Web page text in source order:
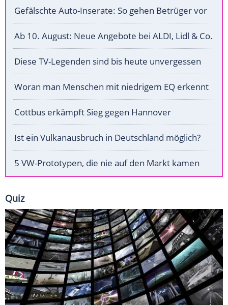
Gefälschte Auto-Inserate: So gehen Betrüger vor
Ab 10. August: Neue Angebote bei ALDI, Lidl & Co.
Diese TV-Legenden sind bis heute unvergessen
Woran man Menschen mit niedrigem EQ erkennt
Cottbus erkämpft Sieg gegen Hannover
Ist ein Vulkanausbruch in Deutschland möglich?
5 VW-Prototypen, die nie auf den Markt kamen
Quiz